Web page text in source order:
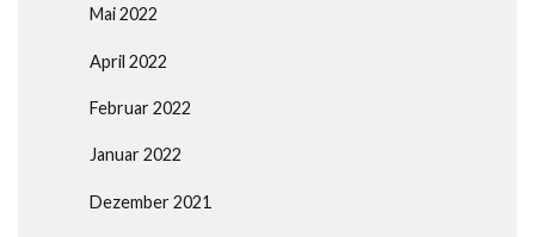
Mai 2022
April 2022
Februar 2022
Januar 2022
Dezember 2021